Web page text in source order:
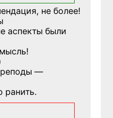
не более!
аспекты были
—
ранить.